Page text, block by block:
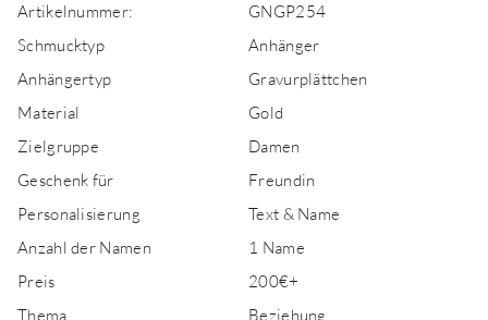
Artikelnummer:
GNGP254
Schmucktyp
Anhänger
Anhängertyp
Gravurplättchen
Material
Gold
Zielgruppe
Damen
Geschenk für
Freundin
Personalisierung
Text & Name
Anzahl der Namen
1 Name
Preis
200€+
Thema
Beziehung